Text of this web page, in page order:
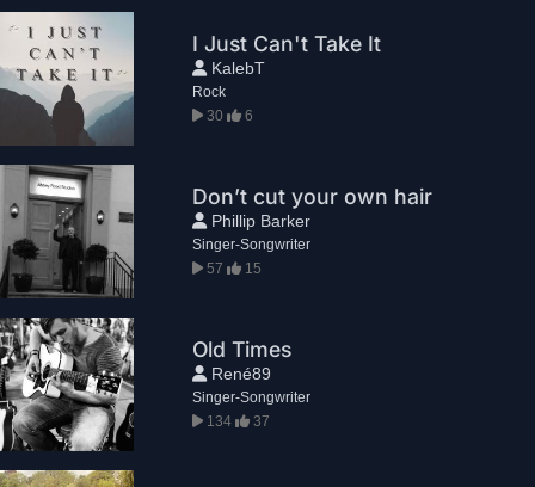
I Just Can't Take It
KalebT
Rock
30
6
Don’t cut your own hair
Phillip Barker
Singer-Songwriter
57
15
Old Times
René89
Singer-Songwriter
134
37